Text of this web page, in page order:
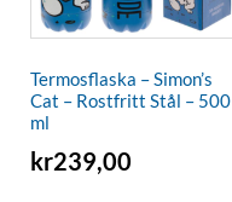
Termosflaska – Simon’s
Cat – Rostfritt Stål – 500
ml
kr239,00